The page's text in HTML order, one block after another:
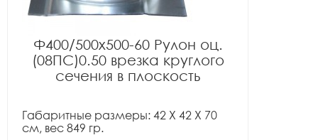
Ф400/500x500-60 Рулон оц.
(08ПС)0.50 врезка круглого
сечения в плоскость
Габаритные размеры: 42 X 42 X 70
см, вес 849 гр.